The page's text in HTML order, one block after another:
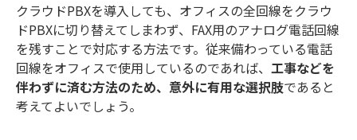
クラウドPBXを導入しても、オフィスの全回線をクラウ
ドPBXに切り替えてしまわず、FAX用のアナログ電話回線
を残すことで対応する方法です。従来備わっている電話
回線をオフィスで使用しているのであれば、 工事などを
伴わずに済む方法のため、意外に有用な選択肢であると
考えてよいでしょう。